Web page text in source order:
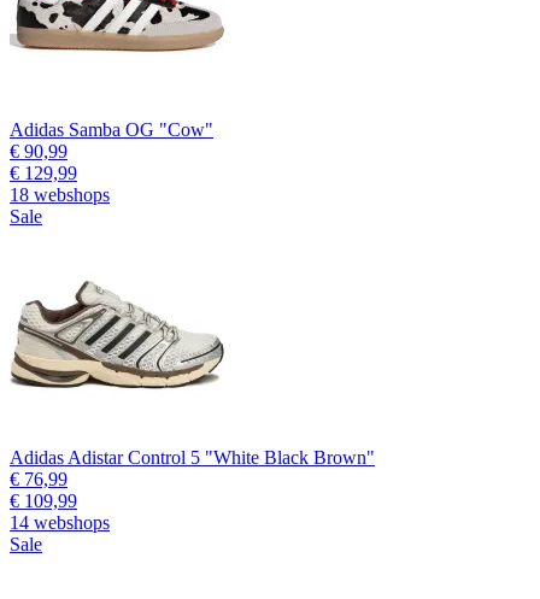
Adidas Samba OG "Cow"
€ 90,99
€ 129,99
18 webshops
Sale
Adidas Adistar Control 5 "White Black Brown"
€ 76,99
€ 109,99
14 webshops
Sale